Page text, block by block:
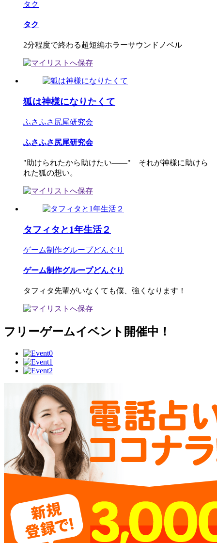
タク
タク
2分程度で終わる超短編ホラーサウンドノベル
狐は神様になりたくて
ふさふさ尻尾研究会
ふさふさ尻尾研究会
"助けられたから助けたい――" それが神様に助けら
れた狐の想い。
タフィタと1年生活２
ゲーム制作グループどんぐり
ゲーム制作グループどんぐり
タフィタ先輩がいなくても僕、強くなります！
フリーゲームイベント開催中！